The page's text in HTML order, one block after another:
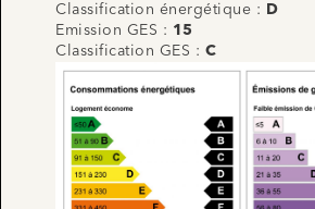
Classification énergétique :
D
Emission GES : 15
Classification GES : C